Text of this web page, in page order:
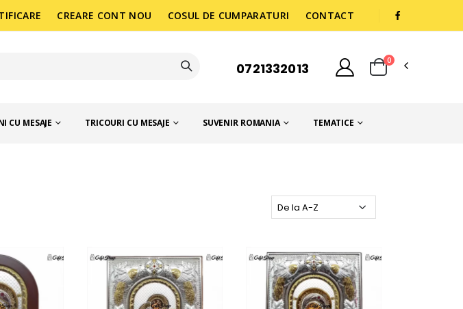
CREARE CONT NOU COSUL DE CUMPARATURI CONTACT
0721332013
0
CU MESAJE TRICOURI CU MESAJE SUVENIR ROMANIA TEMATICE